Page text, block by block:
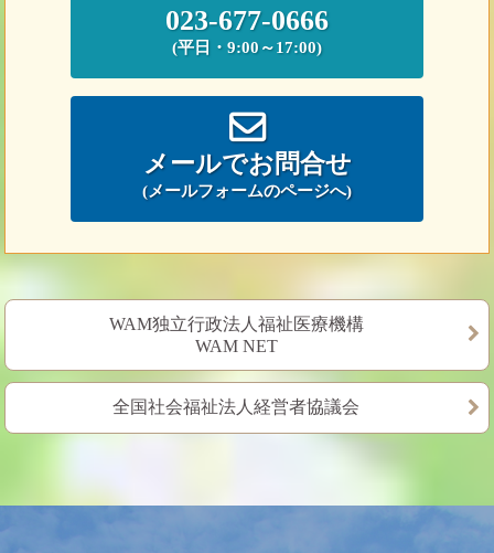
023-677-0666
(平日・9:00～17:00)
メールでお問合せ
(メールフォームのページへ)
WAM独立行政法人福祉医療機構
WAM NET
全国社会福祉法人経営者協議会